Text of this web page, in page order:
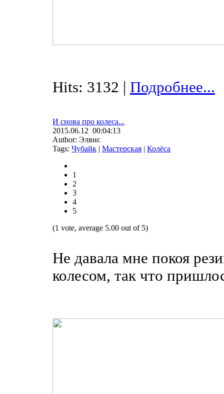
Hits: 3132 | Подробнее...
И снова про колеса...
2015.06.12 00:04:13
Author: Элвис
Tags: Чубайк | Мастерская | Колёса
1
2
3
4
5
(1 vote, average 5.00 out of 5)
Не давала мне покоя
колесом, так что